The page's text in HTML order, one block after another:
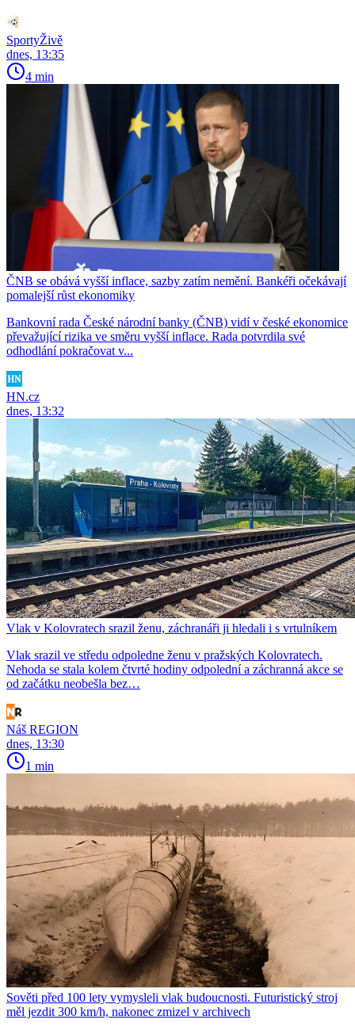
SportyŽivě
dnes, 13:35
4 min
ČNB se obává vyšší inflace, sazby zatím nemění. Bankéři očekávají
pomalejší růst ekonomiky
Bankovní rada České národní banky (ČNB) vidí v české ekonomice
převažující rizika ve směru vyšší inflace. Rada potvrdila své
odhodlání pokračovat v...
HN.cz
dnes, 13:32
Vlak v Kolovratech srazil ženu, záchranáři ji hledali i s vrtulníkem
Vlak srazil ve středu odpoledne ženu v pražských Kolovratech.
Nehoda se stala kolem čtvrté hodiny odpolední a záchranná akce se
od začátku neobešla bez…
Náš REGION
dnes, 13:30
1 min
Sověti před 100 lety vymysleli vlak budoucnosti. Futuristický stroj
měl jezdit 300 km/h, nakonec zmizel v archivech